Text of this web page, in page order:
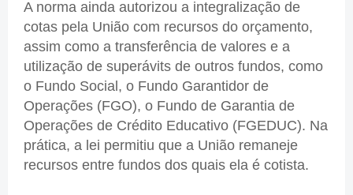
A norma ainda autorizou a integralização de
cotas pela União com recursos do orçamento,
assim como a transferência de valores e a
utilização de superávits de outros fundos, como
o Fundo Social, o Fundo Garantidor de
Operações (FGO), o Fundo de Garantia de
Operações de Crédito Educativo (FGEDUC). Na
prática, a lei permitiu que a União remaneje
recursos entre fundos dos quais ela é cotista.